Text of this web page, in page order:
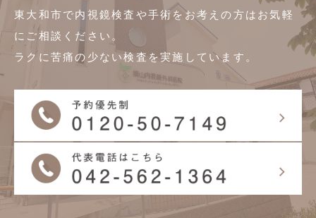
東大和市で内視鏡検査や手術をお考えの方は お気軽
にご相談ください。
ラクに苦痛の少ない検査を実施しています。